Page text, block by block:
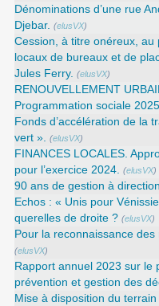
Dénominations d’une rue
Djebar. (elusVX)
Cession, à titre onéreux,
locaux de bureaux et de
Jules Ferry. (elusVX)
RENOUVELLEMENT
Programmation sociale
Fonds d’accélération de la
vert ». (elusVX)
FINANCES LOCALES.
pour l’exercice 2024. (elusVX)
90 ans de gestion à
Echos : « Unis pour
querelles de droite ? (elusVX)
Pour la reconnaissance
(elusVX)
Rapport annuel 2023 sur le
prévention et gestion des
Mise à disposition du